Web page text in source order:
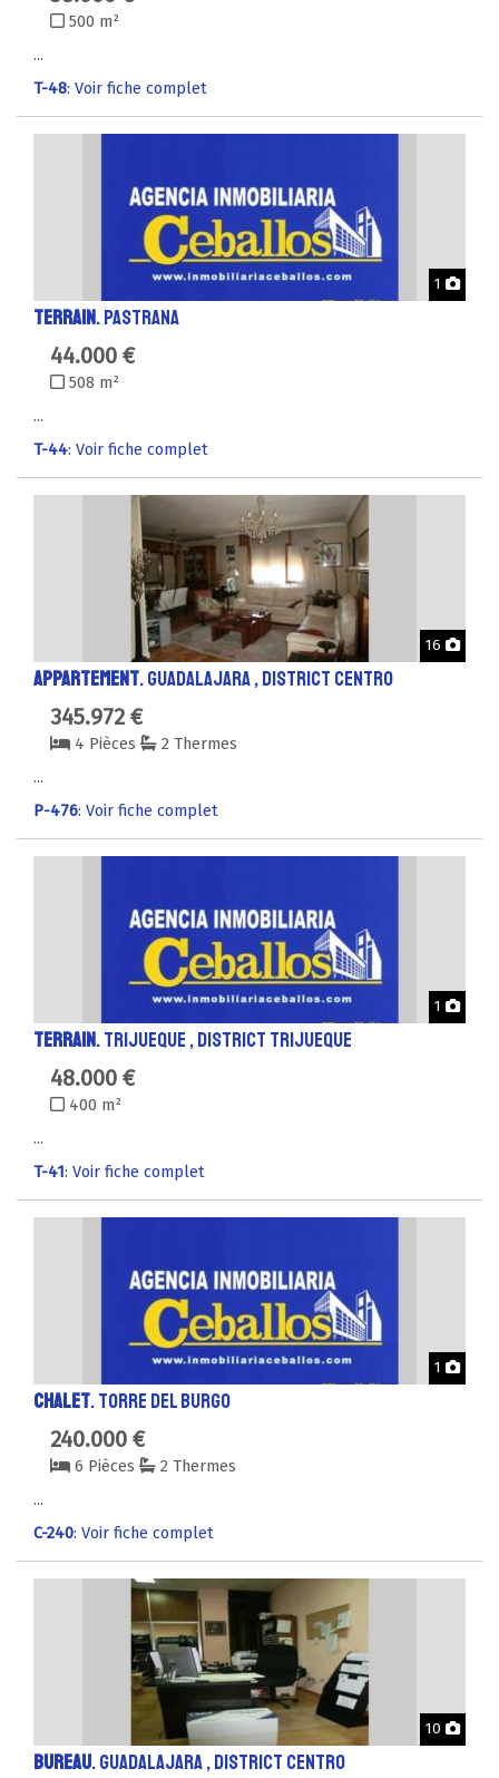
500 m²
...
T-48: Voir fiche complet
1
TERRAIN. PASTRANA
44.000 €
508 m²
...
T-44: Voir fiche complet
16
APPARTEMENT. GUADALAJARA , District CENTRO
345.972 €
4 Pièces
2 Thermes
...
P-476: Voir fiche complet
1
TERRAIN. TRIJUEQUE , District TRIJUEQUE
48.000 €
400 m²
...
T-41: Voir fiche complet
1
CHALET. TORRE DEL BURGO
240.000 €
6 Pièces
2 Thermes
...
C-240: Voir fiche complet
10
BUREAU. GUADALAJARA , District CENTRO